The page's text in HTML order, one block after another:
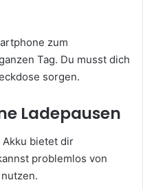
zum
Tag. Du musst dich
sorgen.
Ladepausen
bietet dir
problemlos von